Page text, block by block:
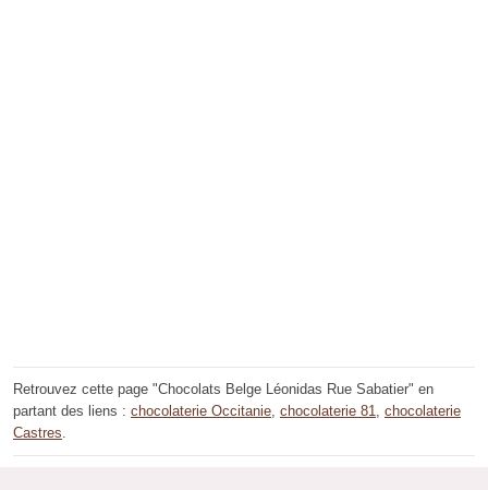
Retrouvez cette page "Chocolats Belge Léonidas Rue Sabatier" en
partant des liens : chocolaterie Occitanie, chocolaterie 81, chocolaterie
Castres.